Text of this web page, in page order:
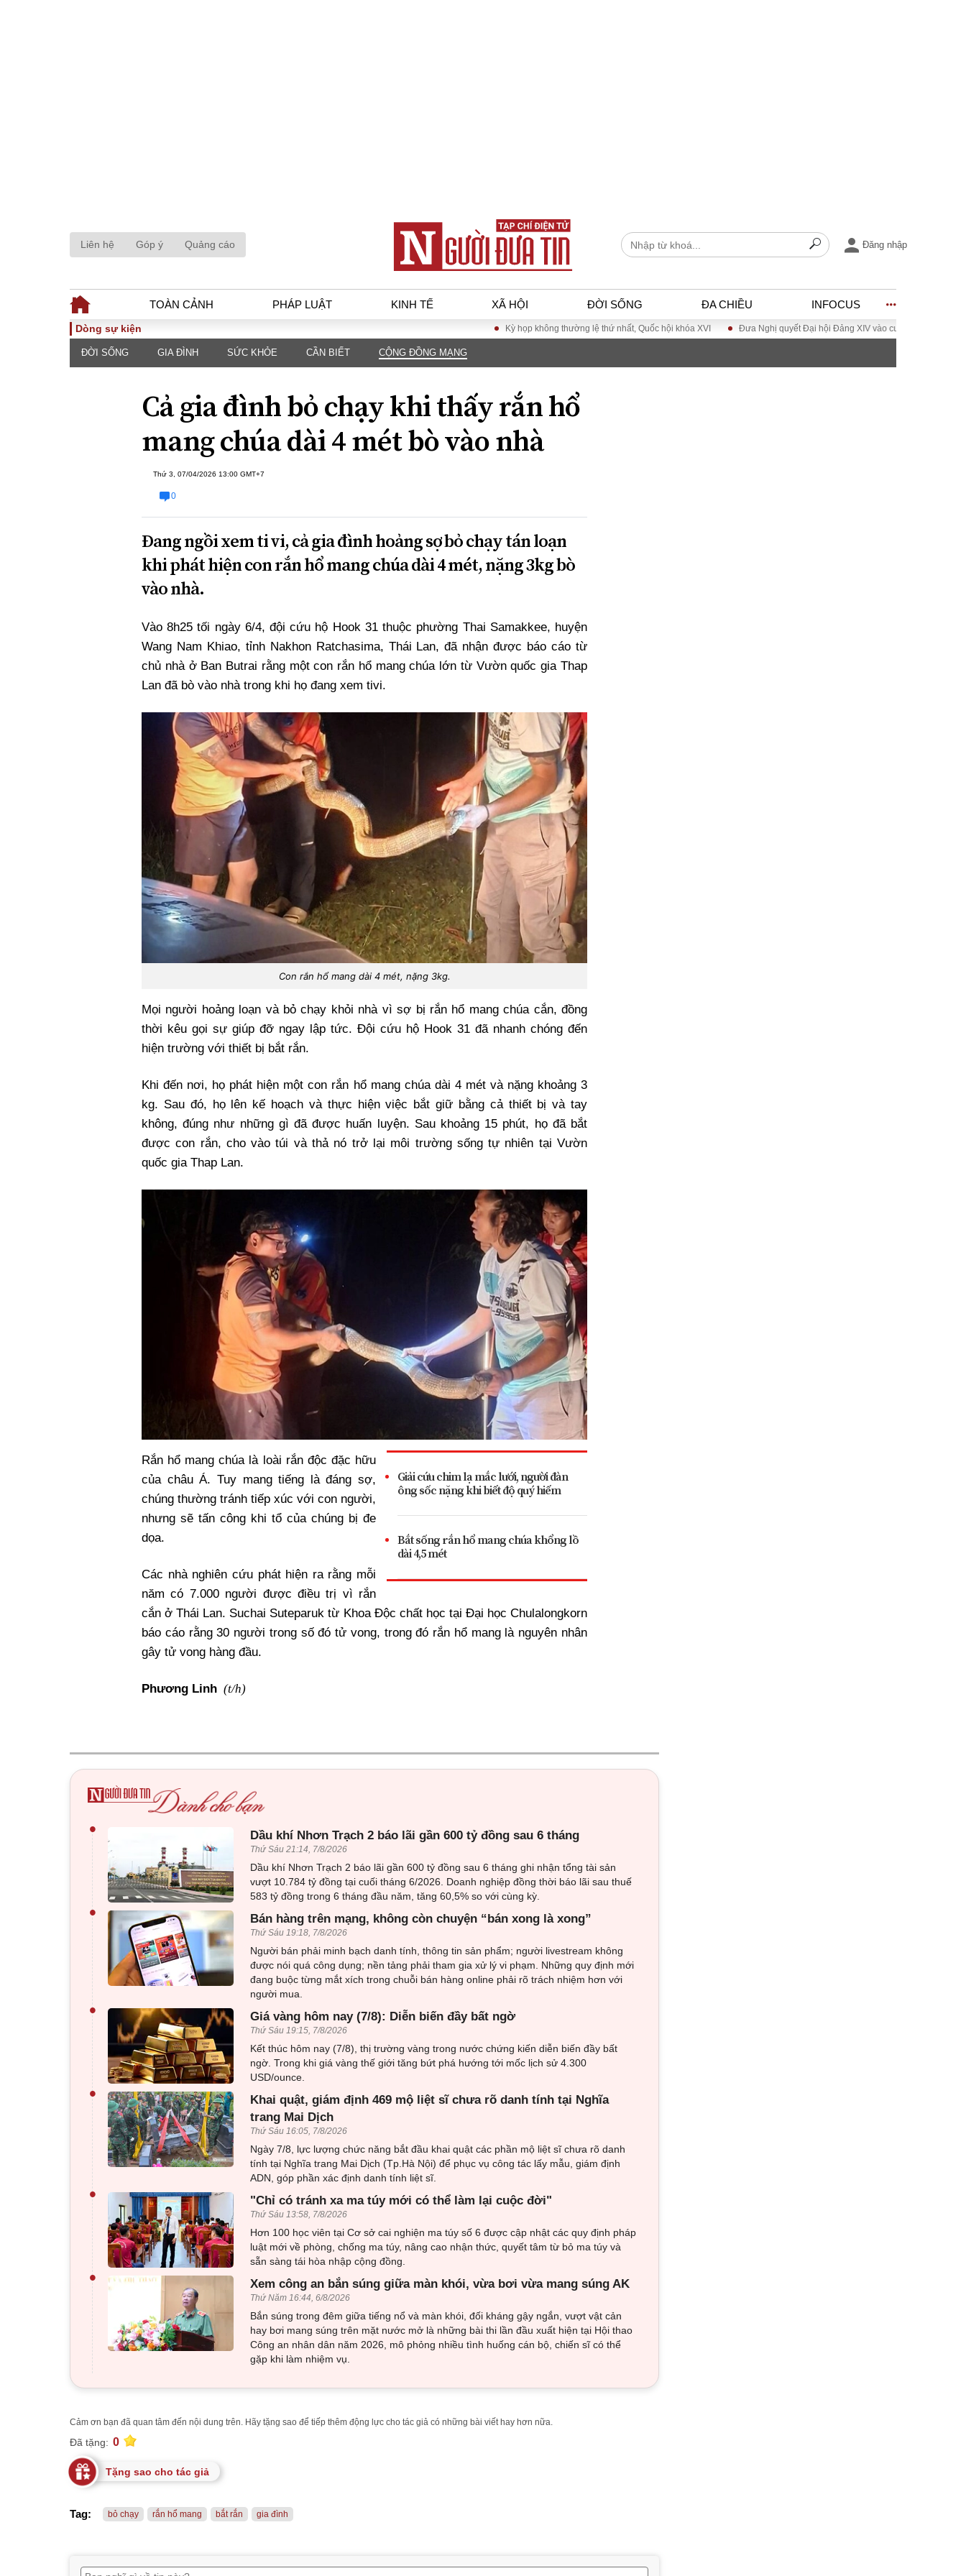
Liên hệ Góp ý Quảng cáo Đăng nhập
TOÀN CẢNH PHÁP LUẬT KINH TẾ XÃ HỘI ĐỜI SỐNG ĐA CHIỀU INFOCUS
TOÀN CẢNH
Chính sách
Đối thoại
PHÁP LUẬT
luật
Góc nhìn luật gia
Hồ sơ điều tra
KINH TẾ
Tài chính - Ngân
hàng
Kinh tế vĩ mô
luận
Công nghệ
Quan điểm
Xi nhan Trái Phải
Bạn đọc viết
Dòng sự kiện Kỳ họp không thường lệ thứ nhất, Quốc hội khóa XVI Đưa Nghị quyết Đại hội Đảng XIV vào cuộc sống
ĐỜI SỐNG GIA ĐÌNH SỨC KHỎE CẦN BIẾT CỘNG ĐỒNG MẠNG
Cả gia đình bỏ chạy khi thấy rắn hổ
mang chúa dài 4 mét bò vào nhà
Thứ 3, 07/04/2026 13:00 GMT+7
0
Đang ngồi xem ti vi, cả gia đình hoảng sợ bỏ chạy tán loạn
khi phát hiện con rắn hổ mang chúa dài 4 mét, nặng 3kg bò
vào nhà.
Vào 8h25 tối ngày 6/4, đội cứu hộ Hook 31 thuộc phường Thai Samakkee, huyện
Wang Nam Khiao, tỉnh Nakhon Ratchasima, Thái Lan, đã nhận được báo cáo từ
chủ nhà ở Ban Butrai rằng một con rắn hổ mang chúa lớn từ Vườn quốc gia Thap
Lan đã bò vào nhà trong khi họ đang xem tivi.
Con rắn hổ mang dài 4 mét, nặng 3kg.
Mọi người hoảng loạn và bỏ chạy khỏi nhà vì sợ bị rắn hổ mang chúa cắn, đồng
thời kêu gọi sự giúp đỡ ngay lập tức. Đội cứu hộ Hook 31 đã nhanh chóng đến
hiện trường với thiết bị bắt rắn.
Khi đến nơi, họ phát hiện một con rắn hổ mang chúa dài 4 mét và nặng khoảng 3
kg. Sau đó, họ lên kế hoạch và thực hiện việc bắt giữ bằng cả thiết bị và tay
không, đúng như những gì đã được huấn luyện. Sau khoảng 15 phút, họ đã bắt
được con rắn, cho vào túi và thả nó trở lại môi trường sống tự nhiên tại Vườn
quốc gia Thap Lan.
Giải cứu chim lạ mắc lưới, người đàn
ông sốc nặng khi biết độ quý hiếm
Bắt sống rắn hổ mang chúa khổng lồ
dài 4,5 mét
Rắn hổ mang chúa là loài rắn độc đặc hữu
của châu Á. Tuy mang tiếng là đáng sợ,
chúng thường tránh tiếp xúc với con người,
nhưng sẽ tấn công khi tổ của chúng bị đe
dọa.
Các nhà nghiên cứu phát hiện ra rằng mỗi
năm có 7.000 người được điều trị vì rắn
cắn ở Thái Lan. Suchai Suteparuk từ Khoa Độc chất học tại Đại học Chulalongkorn
báo cáo rằng 30 người trong số đó tử vong, trong đó rắn hổ mang là nguyên nhân
gây tử vong hàng đầu.
Phương Linh (t/h)
• Dầu khí Nhơn Trạch 2 báo lãi gần 600 tỷ đồng sau 6 tháng
Thứ Sáu 21:14, 7/8/2026
Dầu khí Nhơn Trạch 2 báo lãi gần 600 tỷ đồng sau 6 tháng ghi nhận tổng tài sản
vượt 10.784 tỷ đồng tại cuối tháng 6/2026. Doanh nghiệp đồng thời báo lãi sau thuế
583 tỷ đồng trong 6 tháng đầu năm, tăng 60,5% so với cùng kỳ.
• Bán hàng trên mạng, không còn chuyện “bán xong là xong”
Thứ Sáu 19:18, 7/8/2026
Người bán phải minh bạch danh tính, thông tin sản phẩm; người livestream không
được nói quá công dụng; nền tảng phải tham gia xử lý vi phạm. Những quy định mới
đang buộc từng mắt xích trong chuỗi bán hàng online phải rõ trách nhiệm hơn với
người mua.
• Giá vàng hôm nay (7/8): Diễn biến đầy bất ngờ
Thứ Sáu 19:15, 7/8/2026
Kết thúc hôm nay (7/8), thị trường vàng trong nước chứng kiến diễn biến đầy bất
ngờ. Trong khi giá vàng thế giới tăng bứt phá hướng tới mốc lịch sử 4.300
USD/ounce.
•
Khai quật, giám định 469 mộ liệt sĩ chưa rõ danh tính tại Nghĩa
trang Mai Dịch
Thứ Sáu 16:05, 7/8/2026
Ngày 7/8, lực lượng chức năng bắt đầu khai quật các phần mộ liệt sĩ chưa rõ danh
tính tại Nghĩa trang Mai Dịch (Tp.Hà Nội) để phục vụ công tác lấy mẫu, giám định
ADN, góp phần xác định danh tính liệt sĩ.
• "Chỉ có tránh xa ma túy mới có thể làm lại cuộc đời"
Thứ Sáu 13:58, 7/8/2026
Hơn 100 học viên tại Cơ sở cai nghiện ma túy số 6 được cập nhật các quy định pháp
luật mới về phòng, chống ma túy, nâng cao nhận thức, quyết tâm từ bỏ ma túy và
sẵn sàng tái hòa nhập cộng đồng.
• Xem công an bắn súng giữa màn khói, vừa bơi vừa mang súng AK
Thứ Năm 16:44, 6/8/2026
Bắn súng trong đêm giữa tiếng nổ và màn khói, đối kháng gậy ngắn, vượt vật cản
hay bơi mang súng trên mặt nước mở là những bài thi lần đầu xuất hiện tại Hội thao
Công an nhân dân năm 2026, mô phỏng nhiều tình huống cán bộ, chiến sĩ có thể
gặp khi làm nhiệm vụ.
Cảm ơn bạn đã quan tâm đến nội dung trên. Hãy tặng sao để tiếp thêm động lực cho tác giả có những bài viết hay hơn nữa.
Đã tặng: 0
Tặng sao cho tác giả
Tag: bỏ chạy rắn hổ mang bắt rắn gia đình